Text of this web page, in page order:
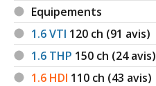
Equipements
1.6 VTI 120 ch (91 avis)
1.6 THP 150 ch (24 avis)
1.6 HDI 110 ch (43 avis)